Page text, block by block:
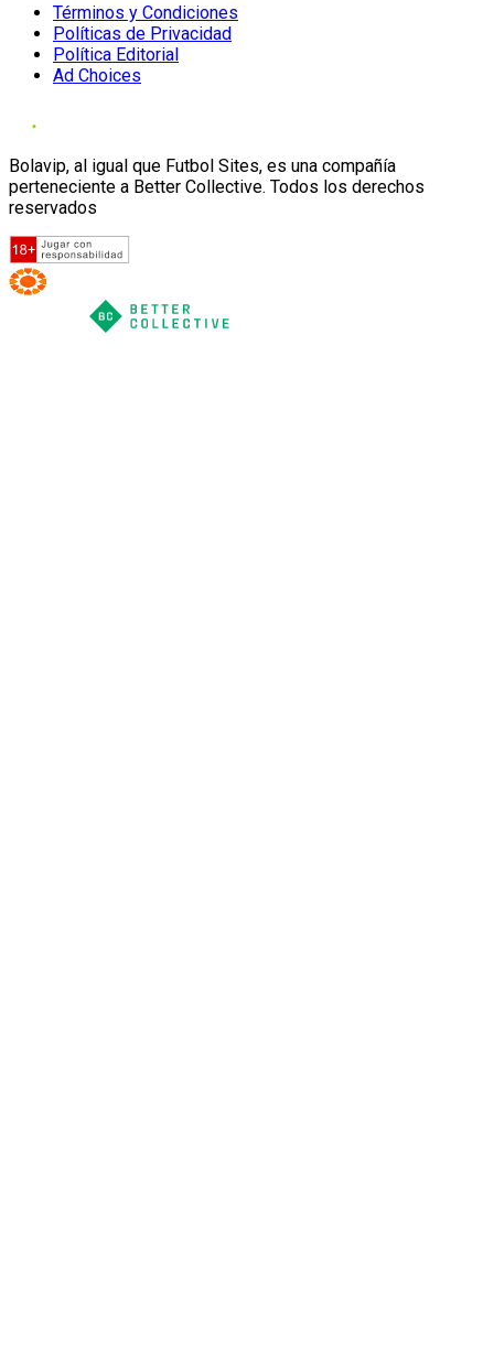
Términos y Condiciones
Políticas de Privacidad
Política Editorial
Ad Choices
Bolavip, al igual que Futbol Sites, es una compañía
perteneciente a Better Collective. Todos los derechos
reservados